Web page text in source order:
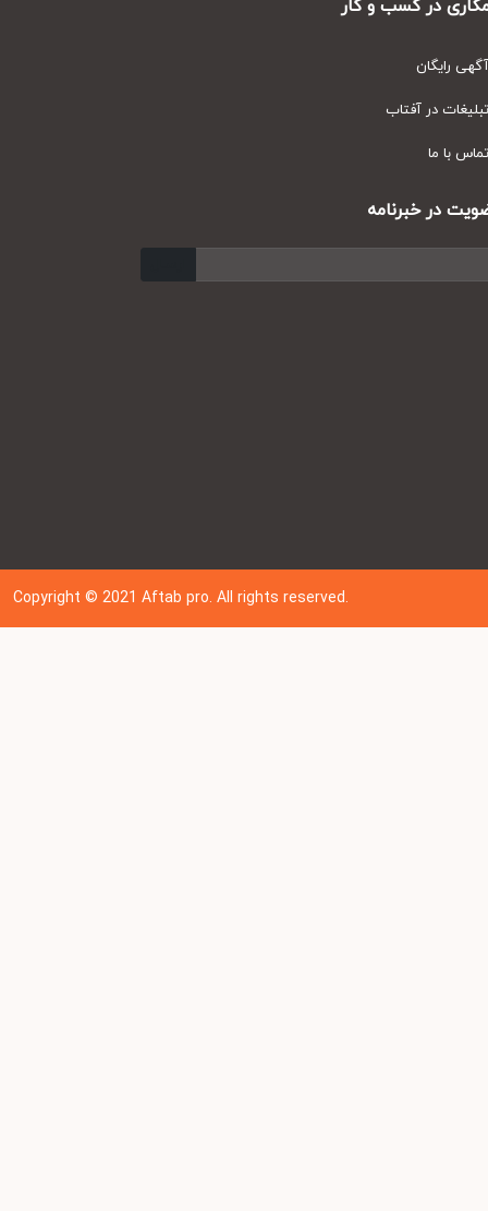
در کسب و کار
رایگان
در آفتاب
با ما
در خبرنامه
Copyright © 202 1Aftab pro. All rights reserved.